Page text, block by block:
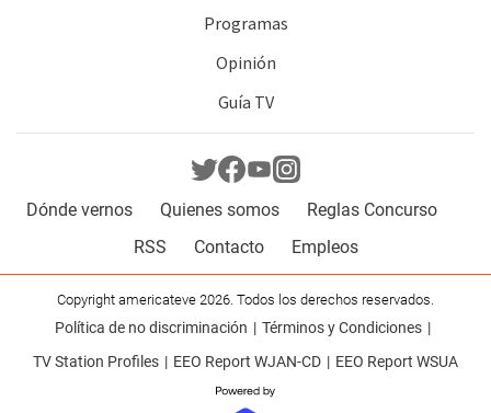
Programas
Opinión
Guía TV
Dónde vernos Quienes somos
Reglas Concurso
RSS
Contacto Empleos
Copyright americateve 2026. Todos los derechos reservados.
Política de no discriminación
Términos y Condiciones
TV Station Profiles
EEO Report WJAN-CD EEO Report WSUA